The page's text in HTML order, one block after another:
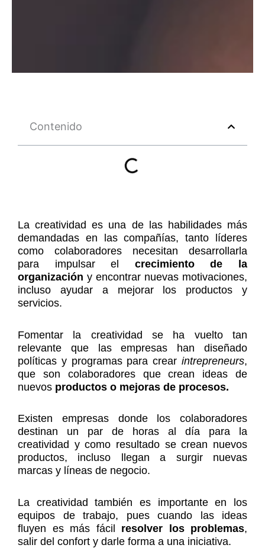
Contenido
La creatividad es una de las habilidades más
demandadas en las compañías, tanto líderes
como colaboradores necesitan desarrollarla
para impulsar el crecimiento de la
organización y encontrar nuevas motivaciones,
incluso ayudar a mejorar los productos y
servicios.
Fomentar la creatividad se ha vuelto tan
relevante que las empresas han diseñado
políticas y programas para crear intrepreneurs,
que son colaboradores que crean ideas de
nuevos productos o mejoras de procesos.
Existen empresas donde los colaboradores
destinan un par de horas al día para la
creatividad y como resultado se crean nuevos
productos, incluso llegan a surgir nuevas
marcas y líneas de negocio.
La creatividad también es importante en los
equipos de trabajo, pues cuando las ideas
fluyen es más fácil resolver los problemas,
salir del confort y darle forma a una iniciativa.